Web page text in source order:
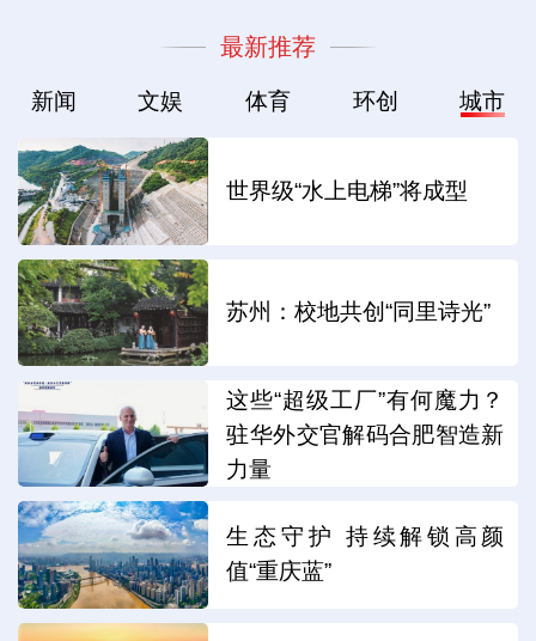
最新推荐
新闻 文娱 体育 环创 城市
世界级“水上电梯”将成型
苏州：校地共创“同里诗光”
这些“超级工厂”有何魔力？
驻华外交官解码合肥智造新
力量
生态守护 持续解锁高颜
值“重庆蓝”